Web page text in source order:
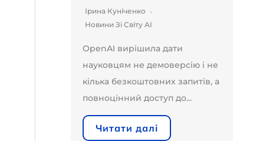
Ірина Куніченко
Новини Зі Світу AI
OpenAI вирішила дати
науковцям не демоверсію і не
кілька безкоштовних запитів, а
повноцінний доступ до...
Читати далі